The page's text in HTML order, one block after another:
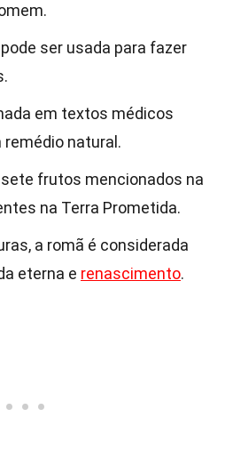
ser usada para fazer
em textos médicos
natural.
frutos mencionados na
na Terra Prometida.
a romã é considerada
eterna e renascimento.